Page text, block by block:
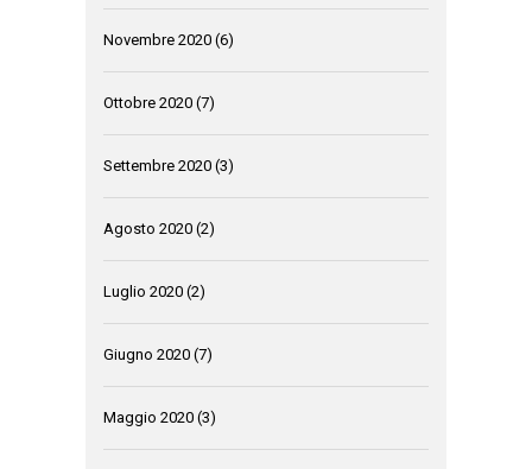
Novembre 2020 (6)
Ottobre 2020 (7)
Settembre 2020 (3)
Agosto 2020 (2)
Luglio 2020 (2)
Giugno 2020 (7)
Maggio 2020 (3)